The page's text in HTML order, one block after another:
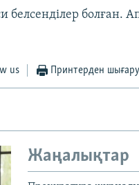
белсенділер болған.
us Принтерден шығару
Жаңалықтар